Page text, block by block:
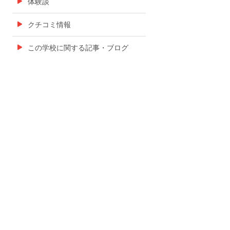
クチコミ情報
この学校に関する記事・ブログ